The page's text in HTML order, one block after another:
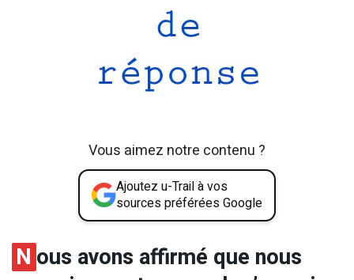
Vous aimez notre contenu ?
Ajoutez u-Trail à vos
sources préférées Google
N ous avons affirmé que nous